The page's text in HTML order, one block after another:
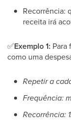
Recorrência:
receita irá
✅Exemplo 1: Para
como uma
Repetir a
Frequência:
Recorrência: